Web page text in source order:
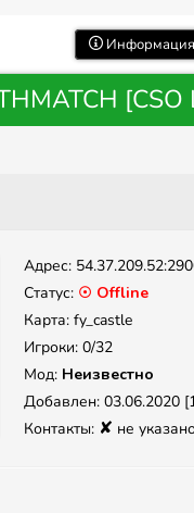
[CSO
Адрес:
Статус: ☉ Offline
Карта: fy_castle
Игроки: 0/32
Мод: Неизвестно
Добавлен: 03.06.2020
Контакты: ✘ не